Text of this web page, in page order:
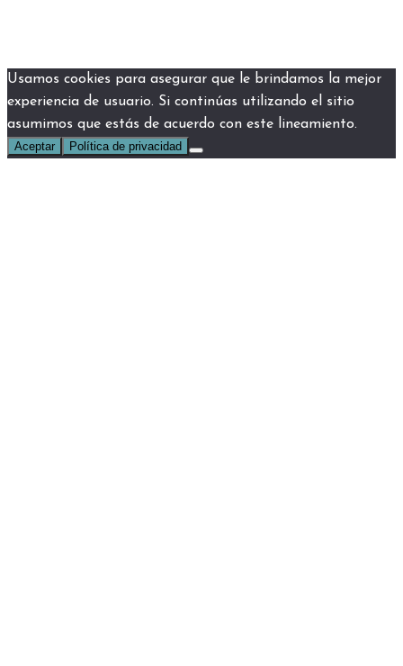
Usamos cookies para asegurar que le brindamos la mejor
experiencia de usuario. Si continúas utilizando el sitio
asumimos que estás de acuerdo con este lineamiento.
Aceptar Política de privacidad